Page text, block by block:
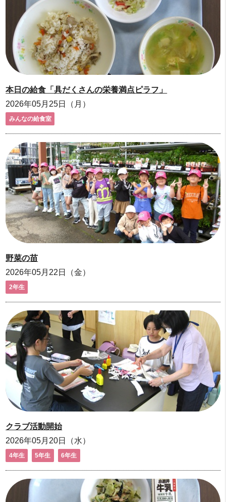
本日の給食「具だくさんの栄養満点ピラフ」
2026年05月25日（月）
みんなの給食室
野菜の苗
2026年05月22日（金）
2年生
クラブ活動開始
2026年05月20日（水）
4年生 5年生 6年生